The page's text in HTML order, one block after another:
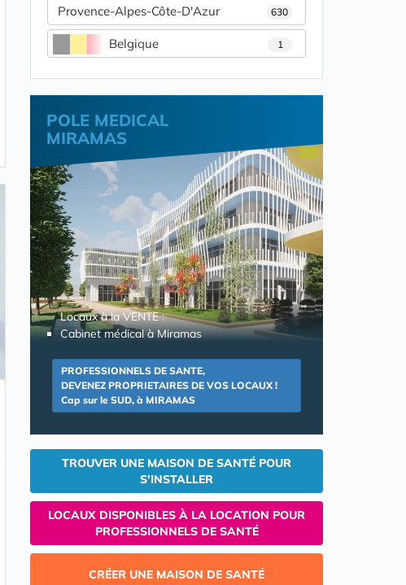
Provence-Alpes-Côte-D'Azur 630
Belgique 1
POLE MEDICAL
MIRAMAS
Locaux à la VENTE :
Cabinet médical à Miramas
PROFESSIONNELS DE SANTE,
DEVENEZ PROPRIETAIRES DE VOS LOCAUX !
Cap sur le SUD, à MIRAMAS
TROUVER UNE MAISON DE SANTÉ POUR
S'INSTALLER
LOCAUX DISPONIBLES À LA LOCATION POUR
PROFESSIONNELS DE SANTÉ
CRÉER UNE MAISON DE SANTÉ